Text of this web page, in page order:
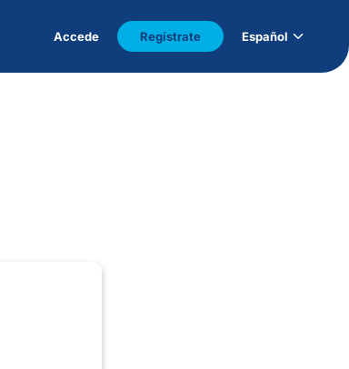
Accede Regístrate Español